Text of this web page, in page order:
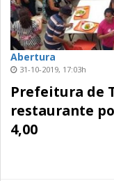
Abertura
31-10-2019, 17:03h
Prefeitura de
restaurante
4,00